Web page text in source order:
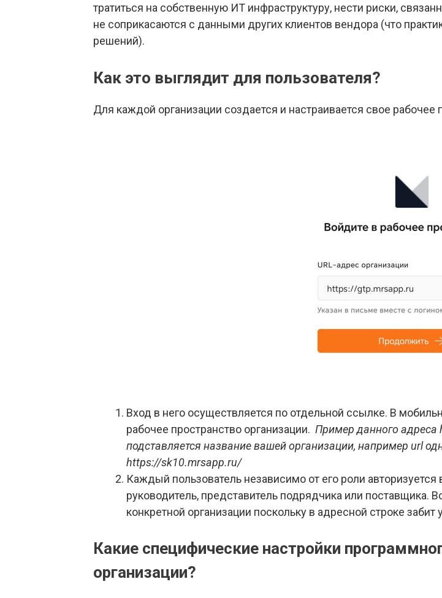
тратиться на собственную ИТ инфраструктуру, нести риски,
не соприкасаются с данными других клиентов вендора (что
решений).
Как это выглядит для пользователя?
Для каждой организации создается и настраивается свое рабочее
Вход в него осуществляется по отдельной ссылке. В
рабочее пространство организации.Пример данного адреса
подставляется название вашей организации, например url
https://sk10.mrsapp.ru/
Каждый пользователь независимо от его роли
руководитель, представитель подрядчика или поставщика.
конкретной организации поскольку в адресной строке
Какие специфические настройки
организации?